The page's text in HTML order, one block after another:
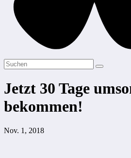
Jetzt 30 Tage
bekommen!
Nov. 1, 2018